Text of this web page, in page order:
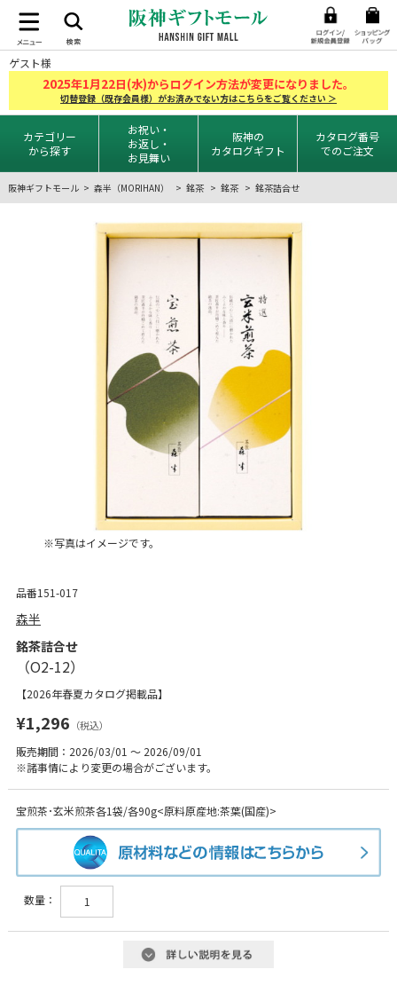
ゲスト様
2025年1月22日(水)からログイン方法が変更になりました。
切替登録（既存会員様）がお済みでない方はこちらをご覧ください ＞
カテゴリー
から探す
お祝い・
お返し・
お見舞い
阪神の
カタログギフト
カタログ番号
でのご注文
阪神ギフトモール 森半（MORIHAN） 銘茶 銘茶 銘茶詰合せ
※写真はイメージです。
品番151-017
森半
銘茶詰合せ
【2026年春夏カタログ掲載品】
¥1,296 （税込）
販売期間：2026/03/01 ～ 2026/09/01
※諸事情により変更の場合がございます。
宝煎茶･玄米煎茶各1袋/各90g<原料原産地:茶葉(国産)>
数量：